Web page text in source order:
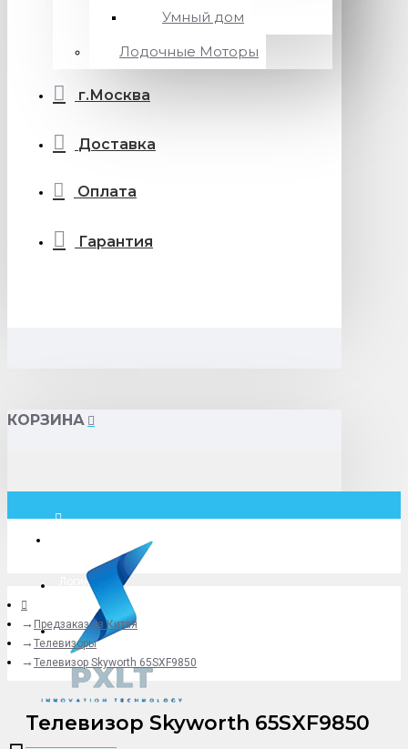
Умный дом
Лодочные Моторы
г.Москва
Доставка
Оплата
Гарантия
КОРЗИНА
Логин
+79775619766
Предзаказ из Китая
Телевизоры
Телевизор Skyworth 65SXF9850
Телевизор Skyworth 65SXF9850